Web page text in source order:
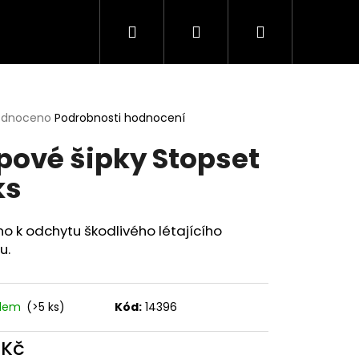
Hledat PřihlášeníNákupní
Podrobnosti hodnocení
šipky Stopset
k odchytu škodlivého létajícího
(>5 ks) Kód: 14396